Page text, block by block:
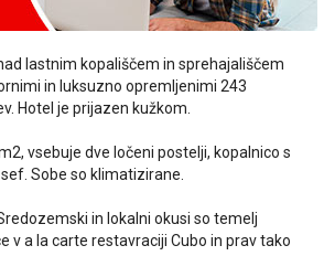
lastnim kopališčem in sprehajališčem
in luksuzno opremljenimi 243
Hotel je prijazen kužkom.
vsebuje dve ločeni postelji, kopalnico s
Sobe so klimatizirane.
in lokalni okusi so temelj
v a la carte restavraciji Cubo in prav tako